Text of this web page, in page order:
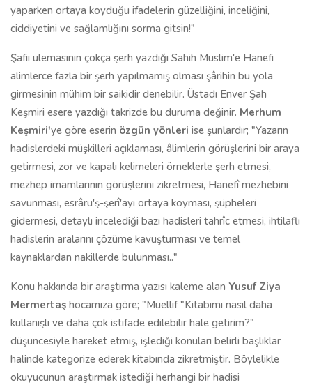
yaparken ortaya koyduğu ifadelerin güzelliğini, inceliğini,
ciddiyetini ve sağlamlığını sorma gitsin!"
Şafii ulemasının çokça şerh yazdığı Sahih Müslim'e Hanefi
alimlerce fazla bir şerh yapılmamış olması şârihin bu yola
girmesinin mühim bir saikidir denebilir. Üstadı Enver Şah
Keşmiri esere yazdığı takrizde bu duruma değinir. Merhum
Keşmiri'ye göre eserin özgün yönleri ise şunlardır; "Yazarın
hadislerdeki müşkilleri açıklaması, âlimlerin görüşlerini bir araya
getirmesi, zor ve kapalı kelimeleri örneklerle şerh etmesi,
mezhep imamlarının görüşlerini zikretmesi, Hanefî mezhebini
savunması, esrâru'ş-şerî'ayı ortaya koyması, şüpheleri
gidermesi, detaylı incelediği bazı hadisleri tahrîc etmesi, ihtilaflı
hadislerin aralarını çözüme kavuşturması ve temel
kaynaklardan nakillerde bulunması.."
Konu hakkında bir araştırma yazısı kaleme alan Yusuf Ziya
Mermertaş hocamıza göre; "Müellif "Kitabımı nasıl daha
kullanışlı ve daha çok istifade edilebilir hale getirim?"
düşüncesiyle hareket etmiş, işlediği konuları belirli başlıklar
halinde kategorize ederek kitabında zikretmiştir. Böylelikle
okuyucunun araştırmak istediği herhangi bir hadisi